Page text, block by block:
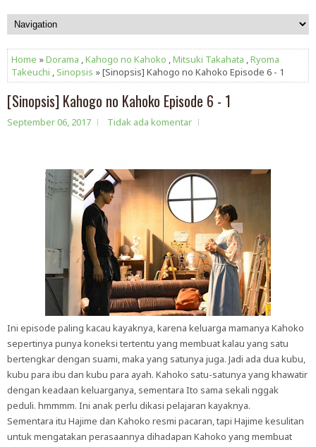
Home »Dorama ,Kahogo no Kahoko ,Mitsuki Takahata ,Ryoma
Takeuchi , Sinopsis » [Sinopsis] Kahogo no Kahoko Episode 6 - 1
[Sinopsis] Kahogo no Kahoko Episode 6 - 1
September 06, 2017 Tidak ada komentar
Ini episode paling kacau kayaknya, karena keluarga mamanya Kahoko
sepertinya punya koneksi tertentu yang membuat kalau yang satu
bertengkar dengan suami, maka yang satunya juga. Jadi ada dua kubu,
kubu para ibu dan kubu para ayah. Kahoko satu-satunya yang khawatir
dengan keadaan keluarganya, sementara Ito sama sekali nggak
peduli. hmmmm. Ini anak perlu dikasi pelajaran kayaknya.
Sementara itu Hajime dan Kahoko resmi pacaran, tapi Hajime kesulitan
untuk mengatakan perasaannya dihadapan Kahoko yang membuat